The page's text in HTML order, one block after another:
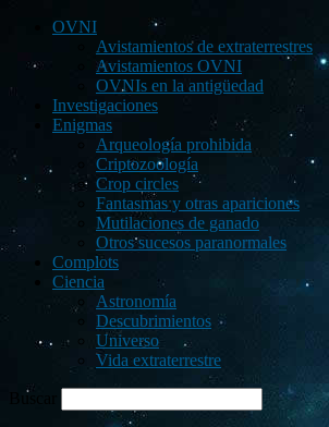
OVNI
Avistamientos de extraterrestres
Avistamientos OVNI
OVNIs en la antigüedad
Investigaciones
Enigmas
Arqueología prohibida
Criptozoología
Crop circles
Fantasmas y otras apariciones
Mutilaciones de ganado
Otros sucesos paranormales
Complots
Ciencia
Astronomía
Descubrimientos
Universo
Vida extraterrestre
Buscar